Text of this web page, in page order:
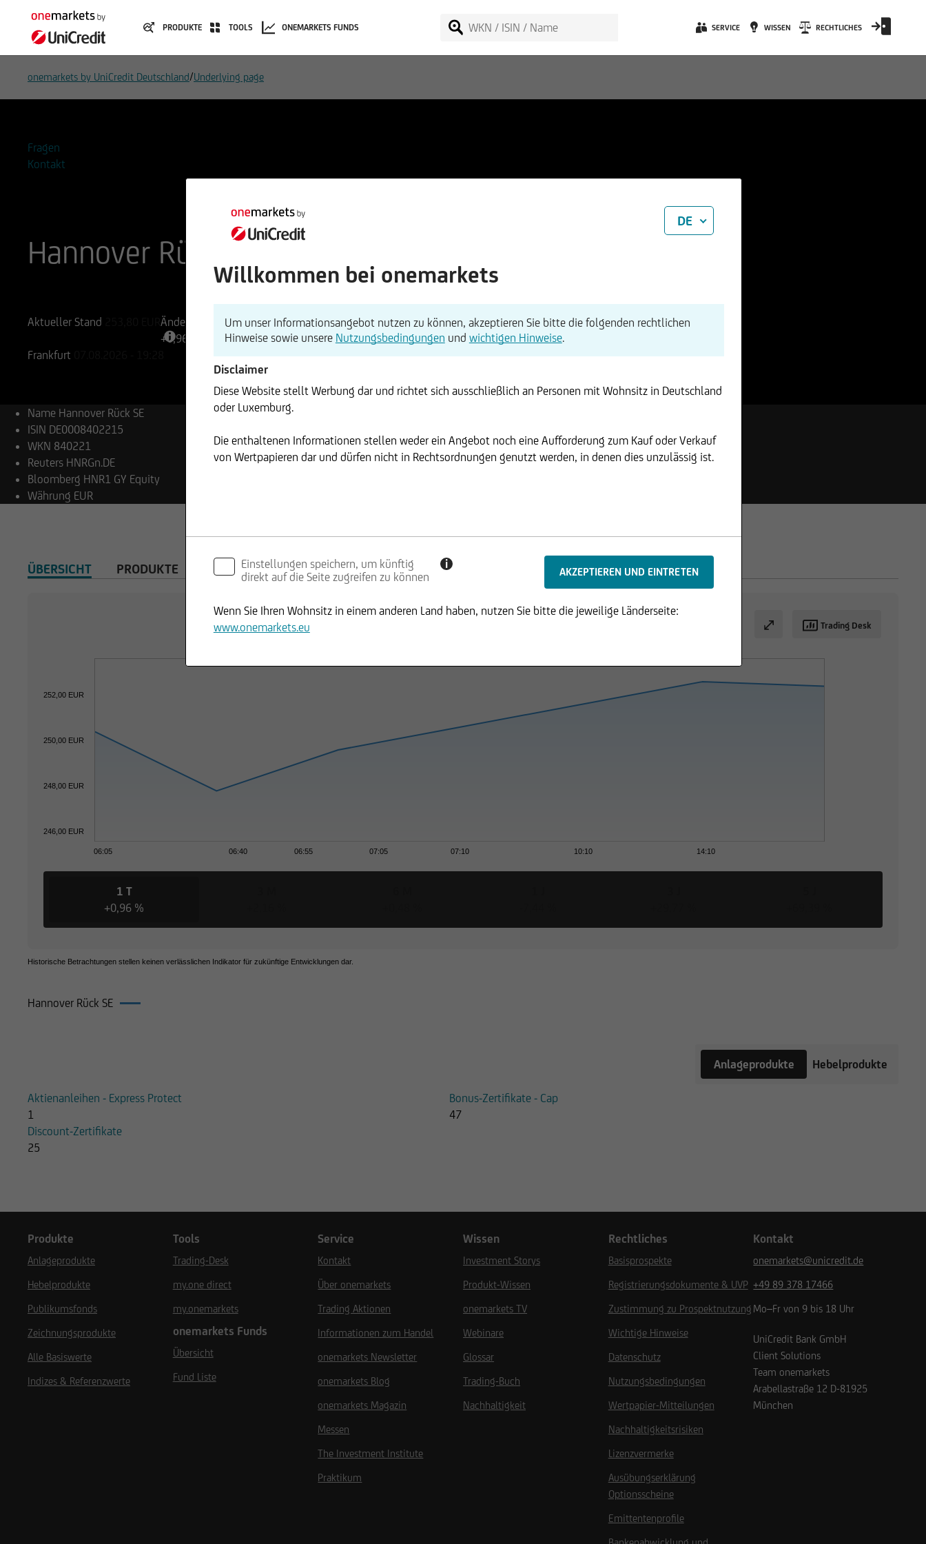
PRODUKTE TOOLS ONEMARKETS FUNDS SERVICE WISSEN RECHTLICHES
onemarkets by UniCredit Deutschland/Underlying page
Fragen
Kontakt
Hannover Rück SE
Aktueller Stand
Änderung
+0,96%
+2,43
Frankfurt
Name Hannover Rück SE
ISIN DE0008402215
WKN 840221
Reuters HNRGn.DE
Bloomberg HNR1 GY Equity
Währung EUR
ÜBERSICHT PRODUKTE
Trading Desk
06:05 06:40 06:55 07:05 07:10 10:10 14:10
246,00 EUR
248,00 EUR
250,00 EUR
252,00 EUR
1 T
+0,96 %
Historische Betrachtungen stellen keinen verlässlichen Indikator für zukünftige Entwicklungen dar.
Hannover Rück SE
Anlageprodukte Hebelprodukte
Aktienanleihen - Express Protect
1
Bonus-Zertifikate - Cap
47
Discount-Zertifikate
25
Produkte
Anlageprodukte
Hebelprodukte
Publikumsfonds
Zeichnungsprodukte
Alle Basiswerte
Indizes & Referenzwerte
Tools
Trading-Desk
my.one direct
my.onemarkets
onemarkets Funds
Übersicht
Fund Liste
Service
Kontakt
Über onemarkets
Trading Aktionen
Informationen zum Handel
onemarkets Newsletter
onemarkets Blog
onemarkets Magazin
Messen
The Investment Institute
Praktikum
Wissen
Investment Storys
Produkt-Wissen
onemarkets TV
Webinare
Glossar
Trading-Buch
Nachhaltigkeit
Rechtliches
Basisprospekte
Registrierungsdokumente & UVP
Zustimmung zu Prospektnutzung
Wichtige Hinweise
Datenschutz
Nutzungsbedingungen
Wertpapier-Mitteilungen
Nachhaltigkeitsrisiken
Lizenzvermerke
Ausübungserklärung
Optionsscheine
Emittentenprofile
Kontakt
onemarkets@unicredit.de
+49 89 378 17466
Mo–Fr von 9 bis 18 Uhr
UniCredit Bank GmbH
Client Solutions
Team onemarkets
Arabellastraße 12 D-81925
München
DE
Willkommen bei onemarkets
Um unser Informationsangebot nutzen zu können, akzeptieren Sie bitte die folgenden rechtlichen
Hinweise sowie unsere Nutzungsbedingungen und wichtigen Hinweise.
Disclaimer
Diese Website stellt Werbung dar und richtet sich ausschließlich an Personen mit Wohnsitz in Deutschland
oder Luxemburg.
Die enthaltenen Informationen stellen weder ein Angebot noch eine Aufforderung zum Kauf oder Verkauf
von Wertpapieren dar und dürfen nicht in Rechtsordnungen genutzt werden, in denen dies unzulässig ist.
Einstellungen speichern, um künftig
direkt auf die Seite zugreifen zu können
i
Wenn Sie Ihren Wohnsitz in einem anderen Land haben, nutzen Sie bitte die jeweilige Länderseite:
www.onemarkets.eu